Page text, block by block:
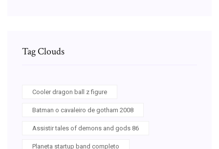
Tag Clouds
Cooler dragon ball z figure
Batman o cavaleiro de gotham 2008
Assistir tales of demons and gods 86
Planeta startup band completo